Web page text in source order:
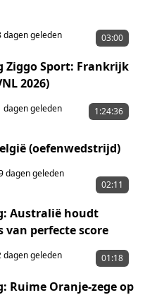
dagen geleden 03:00
Ziggo Sport: Frankrijk
2026)
dagen geleden 1:24:36
- België (oefenwedstrijd)
dagen geleden
02:11
Australië houdt
van perfecte score
dagen geleden 01:18
Ruime Oranje-zege op